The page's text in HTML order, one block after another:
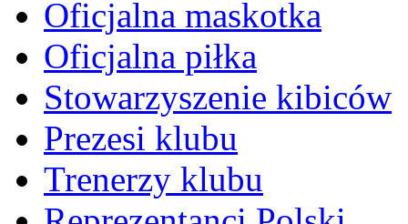
Oficjalna maskotka
Oficjalna piłka
Stowarzyszenie kibiców
Prezesi klubu
Trenerzy klubu